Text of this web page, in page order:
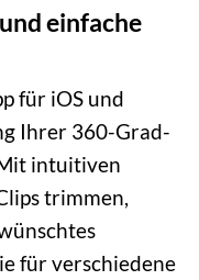
einfache
für iOS und
Ihrer 360-Grad-
intuitiven
trimmen,
für verschiedene